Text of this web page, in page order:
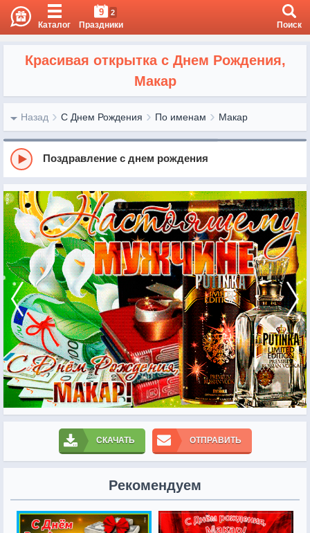
Каталог
9 2
Праздники Поиск
Красивая открытка с Днем Рождения,
Макар
Назад С Днем Рождения По именам Макар
Поздравление с днем рождения
СКАЧАТЬ ОТПРАВИТЬ
Рекомендуем